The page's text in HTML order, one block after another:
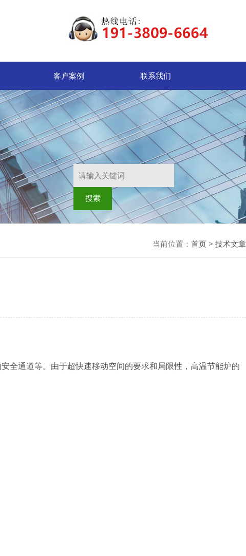
客户案例 联系我们
当前位置： 首页 > 技术文章
通道等。由于超快速移动空间的要求和局限性，高温节能炉的